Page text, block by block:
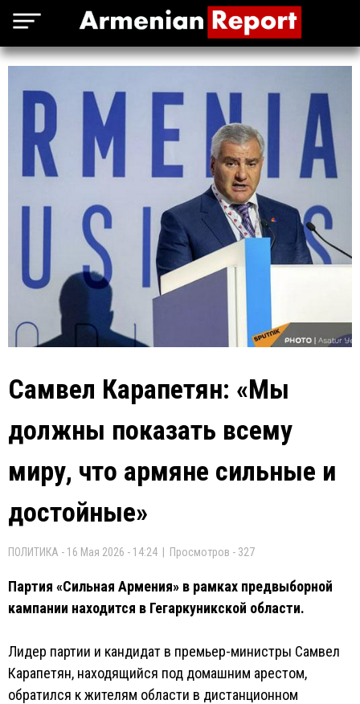
Самвел Карапетян: «Мы
должны показать всему
миру, что армянe сильныe и
достойныe»
ПОЛИТИКА - 16 Мая 2026 - 14:24 | Просмотров - 327
Партия «Сильная Армения» в рамках предвыборной
кампании находится в Гегаркуникской области.
Лидер партии и кандидат в премьер-министры Самвел
Карапетян, находящийся под домашним арестом,
обратился к жителям области в дистанционном